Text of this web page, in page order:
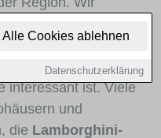
Alle Cookies ablehnen
Datenschutzerklärung
Lamborghini
häufig im
sind und für
interessant ist. Viele
und
die Lamborghini-